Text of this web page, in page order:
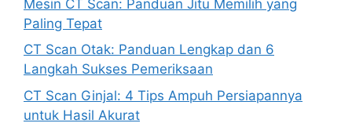
Mesin CT Scan: Panduan Jitu Memilih yang
Paling Tepat
CT Scan Otak: Panduan Lengkap dan 6
Langkah Sukses Pemeriksaan
CT Scan Ginjal: 4 Tips Ampuh Persiapannya
untuk Hasil Akurat